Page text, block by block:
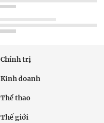
Chính trị
Kinh doanh
Thể thao
Thế giới